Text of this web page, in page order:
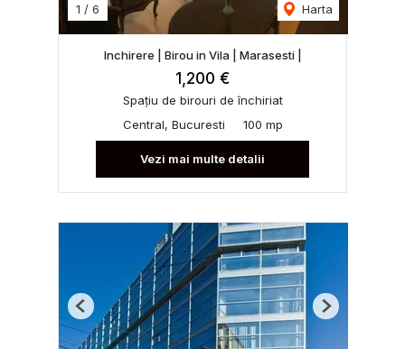
1 / 6 Harta
Inchirere | Birou in Vila | Marasesti |
1,200 €
Spațiu de birouri de închiriat
Central, Bucuresti
100 mp
Vezi mai multe detalii
Previous Next